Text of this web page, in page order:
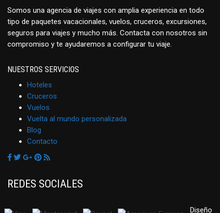
Somos una agencia de viajes con amplia experiencia en todo
tipo de paquetes vacacionales, vuelos, cruceros, excursiones,
seguros para viajes y mucho más. Contacta con nosotros sin
compromiso y te ayudaremos a configurar tu viaje.
NUESTROS SERVICIOS
Hoteles
Cruceros
Vuelos
Vuelta al mundo personalizada
Blog
Contacto
REDES SOCIALES
Diseño